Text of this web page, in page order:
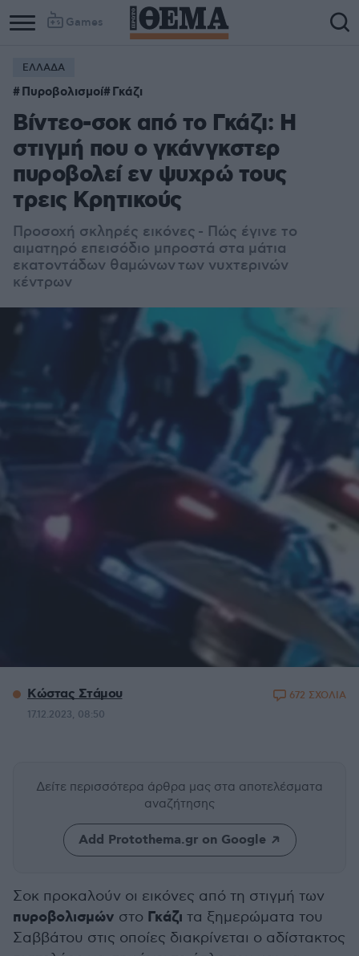
Games
ΕΛΛΑΔΑ
Πυροβολισμοί Γκάζι
Βίντεο-σοκ από το Γκάζι: Η
στιγμή που ο γκάνγκστερ
πυροβολεί εν ψυχρώ τους
τρεις Κρητικούς
Προσοχή σκληρές εικόνες - Πώς έγινε το
αιματηρό επεισόδιο μπροστά στα μάτια
εκατοντάδων θαμώνων των νυχτερινών
κέντρων
Κώστας Στάμου
17.12.2023, 08:50
672 ΣΧΟΛΙΑ
Δείτε περισσότερα άρθρα μας στα αποτελέσματα
αναζήτησης
Add Protothema.gr on Google
Σοκ προκαλούν οι εικόνες από τη στιγμή των
πυροβολισμών στο Γκάζι τα ξημερώματα του
Σαββάτου στις οποίες διακρίνεται ο αδίστακτος